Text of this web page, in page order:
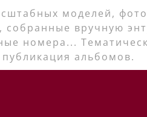
моделей,
вручную
номера...
альбомов.